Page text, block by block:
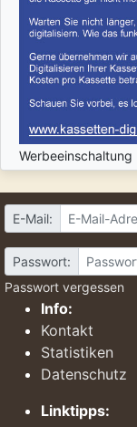
Werbeeinschaltung
E-Mail:
Passwort:
Passwort vergessen
Info:
Kontakt
Statistiken
Datenschutz
Linktipps: